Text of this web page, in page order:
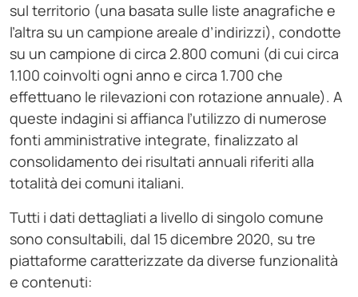
sul territorio (una basata sulle liste anagrafiche e
l’altra su un campione areale d’indirizzi), condotte
su un campione di circa 2.800 comuni (di cui circa
1.100 coinvolti ogni anno e circa 1.700 che
effettuano le rilevazioni con rotazione annuale). A
queste indagini si affianca l’utilizzo di numerose
fonti amministrative integrate, finalizzato al
consolidamento dei risultati annuali riferiti alla
totalità dei comuni italiani.
Tutti i dati dettagliati a livello di singolo comune
sono consultabili, dal 15 dicembre 2020, su tre
piattaforme caratterizzate da diverse funzionalità
e contenuti: